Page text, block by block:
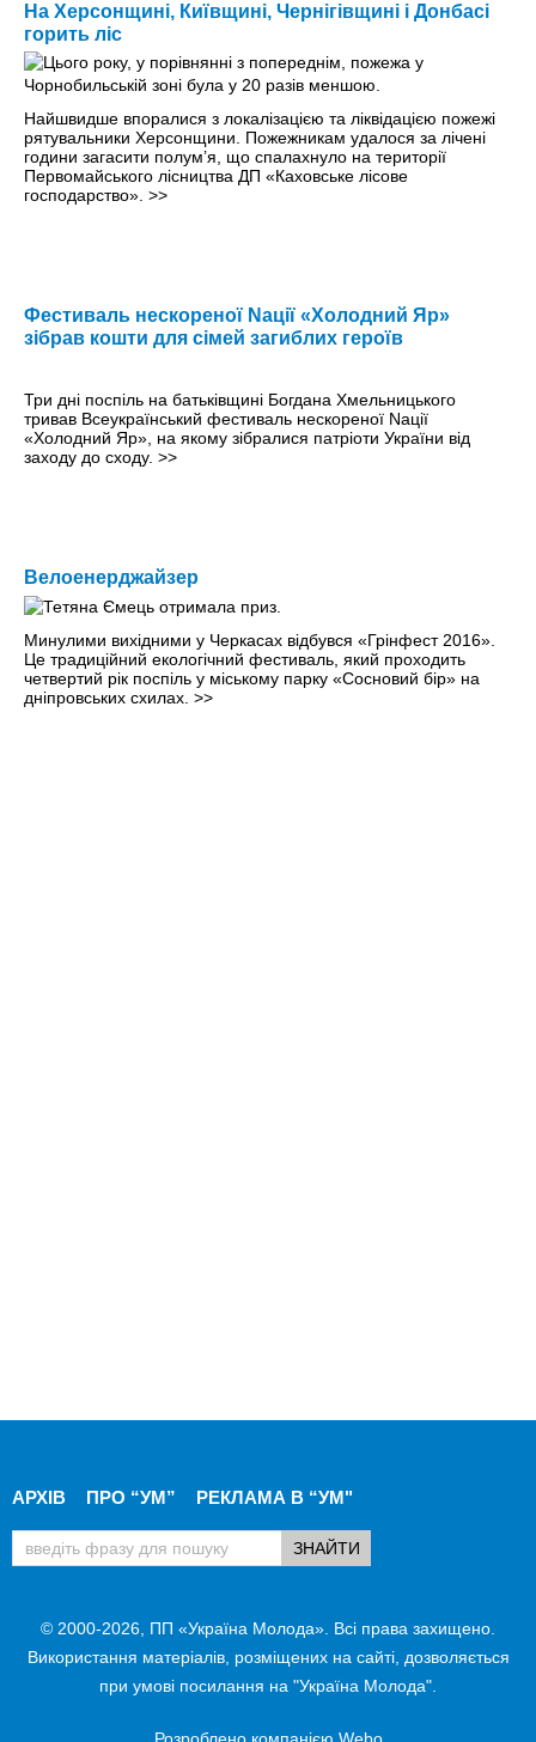
На Херсонщині, Київщині, Чернігівщині і Донбасі
горить ліс
Найшвидше впоралися з локалізацією та ліквідацією пожежі
рятувальники Херсонщини. Пожежникам удалося за лічені
години загасити полум’я, що спалахнуло на території
Первомайського лісництва ДП «Каховське лісове
господарство». >>
Фестиваль нескореної Nації «Холодний Яр»
зібрав кошти для сімей загиблих героїв
Три дні поспіль на батьківщині Богдана Хмельницького
тривав Всеукраїнський фестиваль нескореної Nації
«Холодний Яр», на якому зібралися патріоти України від
заходу до сходу. >>
Велоенерджайзер
Минулими вихiдними у Черкасах відбувся «Грінфест 2016».
Це традиційний екологічний фестиваль, який проходить
четвертий рік поспіль у міському парку «Сосновий бір» на
дніпровських схилах. >>
АРХІВ ПРО “УМ” РЕКЛАМА В “УМ"
© 2000-2026, ПП «Україна Молода». Всі права захищено.
Використання матеріалів, розміщених на сайті, дозволяється
при умові посилання на "Україна Молода".